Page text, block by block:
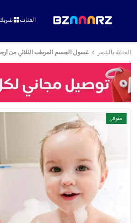
الفئات
العناية بالشعر غسول الجسم المرطب الثلاثي من
متوفر